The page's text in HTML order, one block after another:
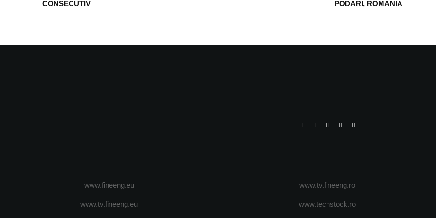
CONSECUTIV
PODARI, ROMÂNIA
www.fineeng.eu
www.tv.fineeng.eu
www.tv.fineeng.ro
www.techstock.ro